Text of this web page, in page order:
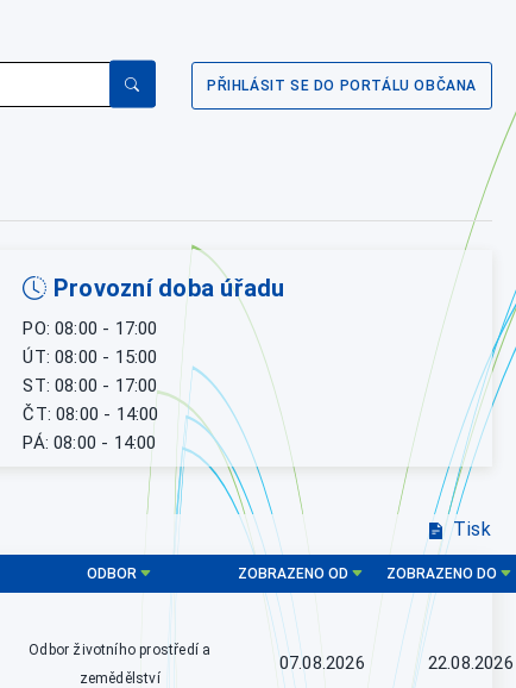
PŘIHLÁSIT SE DO PORTÁLU OBČANA
Provozní doba úřadu
PO: 08:00 - 17:00
ÚT: 08:00 - 15:00
ST: 08:00 - 17:00
ČT: 08:00 - 14:00
PÁ: 08:00 - 14:00
Tisk
ODBOR ZOBRAZENO OD ZOBRAZENO DO
Odbor životního prostředí a
zemědělství
07.08.2026 22.08.2026